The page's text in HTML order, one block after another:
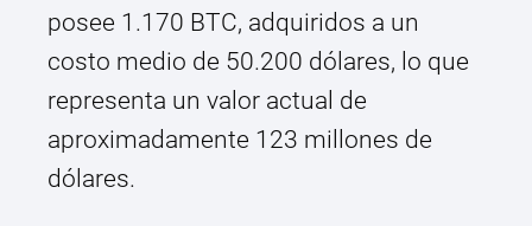
posee 1.170 BTC, adquiridos a un
costo medio de 50.200 dólares, lo que
representa un valor actual de
aproximadamente 123 millones de
dólares.